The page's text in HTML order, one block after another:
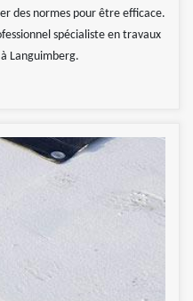
des normes pour être efficace.
spécialiste en travaux
Languimberg.